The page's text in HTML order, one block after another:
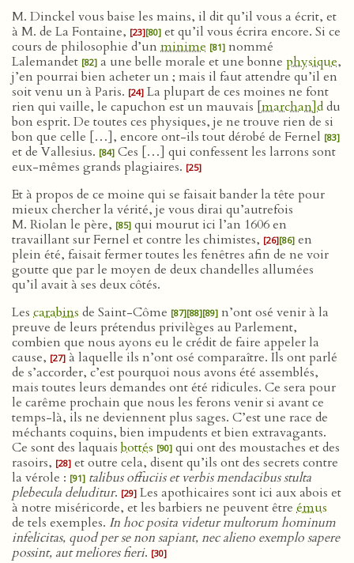
M. Dinckel vous baise les mains, il dit qu’il vous a écrit, et
à M. de La Fontaine, [23][80] et qu’il vous écrira encore. Si ce
cours de philosophie d’un minime [81] nommé
Lalemandet [82] a une belle morale et une bonne physique,
j’en pourrai bien acheter un ; mais il faut attendre qu’il en
soit venu un à Paris. [24] La plupart de ces moines ne font
rien qui vaille, le capuchon est un mauvais [marchan]ddu
bon esprit. De toutes ces physiques, je ne trouve rien de si
bon que celle […], encore ont-ils tout dérobé de Fernel [83]
et de Vallesius. [84] Ces […] qui confessent les larrons sont
eux-mêmes grands plagiaires. [25]
Et à propos de ce moine qui se faisait bander la tête pour
mieux chercher la vérité, je vous dirai qu’autrefois
M. Riolan le père, [85] qui mourut ici l’an 1606 en
travaillant sur Fernel et contre les chimistes, [26][86] en
plein été, faisait fermer toutes les fenêtres afin de ne voir
goutte que par le moyen de deux chandelles allumées
qu’il avait à ses deux côtés.
Les carabins de Saint-Côme [87][88][89] n’ont osé venir à la
preuve de leurs prétendus privilèges au Parlement,
combien que nous ayons eu le crédit de faire appeler la
cause, [27] à laquelle ils n’ont osé comparaître. Ils ont parlé
de s’accorder, c’est pourquoi nous avons été assemblés,
mais toutes leurs demandes ont été ridicules. Ce sera pour
le carême prochain que nous les ferons venir si avant ce
temps-là, ils ne deviennent plus sages. C’est une race de
méchants coquins, bien impudents et bien extravagants.
Ce sont des laquaisbottés [90] qui ont des moustaches et des
rasoirs, [28] et outre cela, disent qu’ils ont des secrets contre
la vérole : [91] talibus offuciis et verbis mendacibus stulta
plebecula deluditur. [29] Les apothicaires sont ici aux abois et
à notre miséricorde, et les barbiers ne peuvent être émus
de tels exemples. In hoc posita videtur multorum hominum
infelicitas, quod per se non sapiant, nec alieno exemplo sapere
possint, aut meliores fieri. [30]